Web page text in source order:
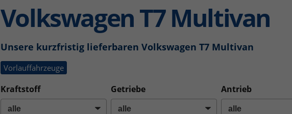
Volkswagen T7 Multivan
Unsere kurzfristig lieferbaren Volkswagen T7 Multivan
Vorlauffahrzeuge
Kraftstoff Getriebe Antrieb